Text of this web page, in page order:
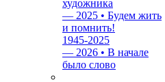
художника
— 2025 • Будем жить
и помнить!
1945-2025
— 2026 • В начале
было слово